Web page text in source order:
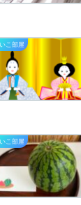
こ部屋
こ部屋